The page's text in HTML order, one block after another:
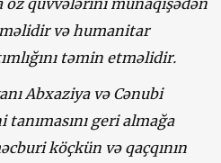
və humanitar
təmin etməlidir.
Abxaziya və Cənubi
geri almağa
köçkün və qaçqının